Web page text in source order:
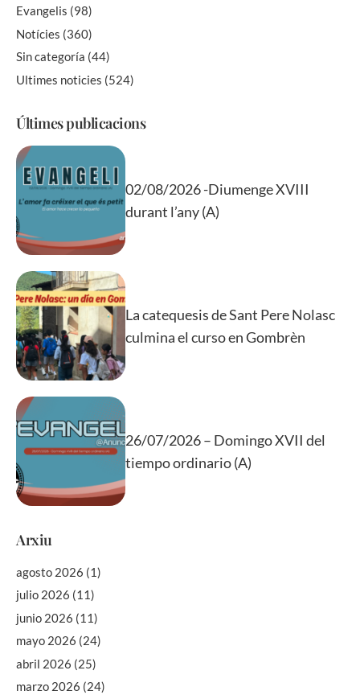
Evangelis (98)
Notícies (360)
Sin categoría (44)
Ultimes noticies (524)
Últimes publicacions
02/08/2026 -Diumenge XVIII
durant l’any (A)
La catequesis de Sant Pere Nolasc
culmina el curso en Gombrèn
26/07/2026 – Domingo XVII del
tiempo ordinario (A)
Arxiu
agosto 2026 (1)
julio 2026 (11)
junio 2026 (11)
mayo 2026 (24)
abril 2026 (25)
marzo 2026 (24)